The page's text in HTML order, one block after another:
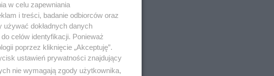
w celu zapewniania
i treści, badanie odbiorców oraz
używać dokładnych danych
celów identyfikacji. Ponieważ
poprzez kliknięcie „Akceptuję”.
ustawień prywatności znajdujący
nie wymagają zgody użytkownika,